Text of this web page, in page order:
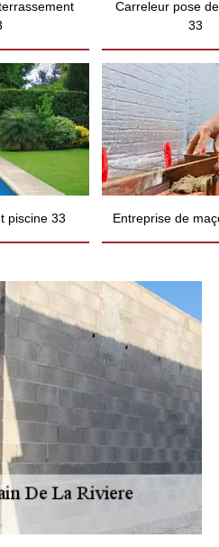
Carreleur pose
33
piscine 33 Entreprise de